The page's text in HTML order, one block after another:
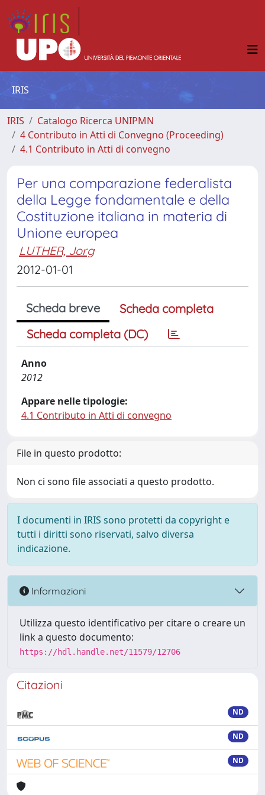
IRIS
IRIS
Catalogo Ricerca UNIPMN
4 Contributo in Atti di Convegno (Proceeding)
4.1 Contributo in Atti di convegno
Per una comparazione federalista
della Legge fondamentale e della
Costituzione italiana in materia di
Unione europea
LUTHER, Jorg
2012-01-01
Scheda breve
Scheda completa
Scheda completa (DC)
Anno
2012
Appare nelle tipologie:
4.1 Contributo in Atti di convegno
File in questo prodotto:
Non ci sono file associati a questo prodotto.
I documenti in IRIS sono protetti da copyright e
tutti i diritti sono riservati, salvo diversa
indicazione.
Informazioni
Utilizza questo identificativo per citare o creare un
link a questo documento:
https://hdl.handle.net/11579/12706
Citazioni
ND
ND
ND